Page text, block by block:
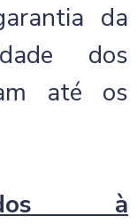
da
dos
até os
à